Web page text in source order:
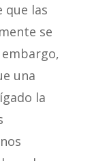
que las
se
una
la